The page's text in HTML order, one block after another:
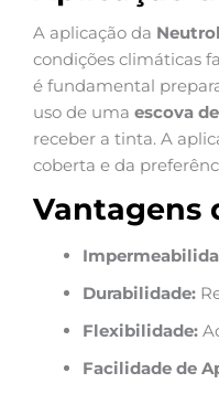
A aplicação da
condições climáticas
é fundamental
uso de uma escova
receber a tinta. A
coberta e da
Vantagens
Durabilidade:
Flexibilidade:
Facilidade de